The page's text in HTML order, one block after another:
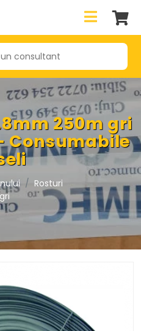
250m gri
Consumabile
Rosturi